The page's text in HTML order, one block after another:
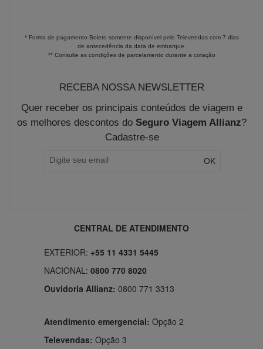
* Forma de pagamento Boleto somente disponível pelo Televendas com 7 dias
de antecedência da data de embarque.
** Consulte as condições de parcelamento durante a cotação
RECEBA NOSSA NEWSLETTER
Quer receber os principais conteúdos de viagem e
os melhores descontos do Seguro Viagem Allianz?
Cadastre-se
CENTRAL DE ATENDIMENTO
EXTERIOR: +55 11 4331 5445
NACIONAL: 0800 770 8020
Ouvidoria Allianz: 0800 771 3313
Atendimento emergencial: Opção 2
Televendas: Opção 3